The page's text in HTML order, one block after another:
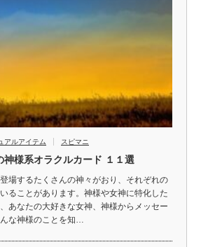
アルアイテム スピマニ
神様系オラクルカード １１選
場するたくさんの神々がおり、それぞれの
ることがあります。神様や女神に特化した
あなたの大好きな女神、神様からメッセー
な神様のことを知…